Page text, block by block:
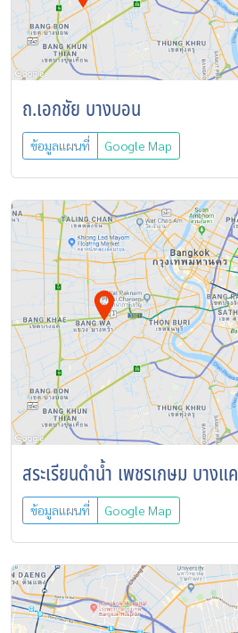
ถ.เอกชัย บางบอน
ข้อมูลแผนที่ Google Map
สระเรียนดำน้ำ เพชรเกษม บางแค
ข้อมูลแผนที่ Google Map